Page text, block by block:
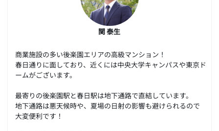
関 泰生
商業施設の多い後楽園エリアの高級マンション！
春日通りに面しており、近くには中央大学キャンパスや東京ド
ームがございます。
最寄りの後楽園駅と春日駅は地下通路で直結しています。
地下通路は悪天候時や、夏場の日射の影響も避けられるので
大変便利です！